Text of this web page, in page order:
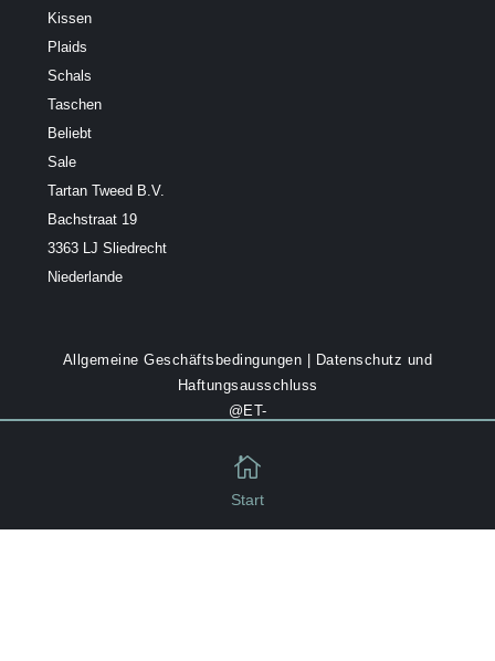
Kissen
Plaids
Schals
Taschen
Beliebt
Sale
Tartan Tweed B.V.
Bachstraat 19
3363 LJ Sliedrecht
Niederlande

Start
Allgemeine Geschäftsbedingungen
Datenschutz und
Haftungsausschluss
@ET-
XRlIiwic2V0dGluZ3MiOnsiYmVmb3JlIjoiXHUwMGE5IiwiYWZ0Z